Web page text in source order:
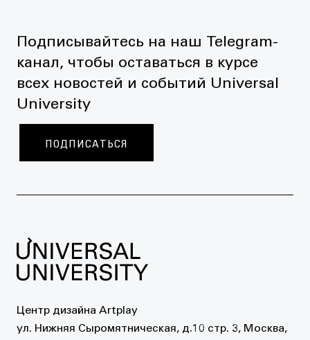
Подписывайтесь на наш Telegram-
канал, чтобы оставаться в курсе
всех новостей и событий Universal
University
ПОДПИСАТЬСЯ
Центр дизайна Artplay
ул. Нижняя Сыромятническая, д.10 стр. 3, Москва,